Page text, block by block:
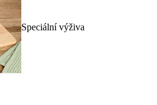
Speciální výživa